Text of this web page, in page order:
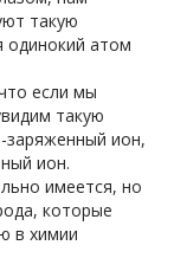
такую
одинокий атом
если мы
такую
заряженный ион,
ион.
имеется, но
которые
в химии